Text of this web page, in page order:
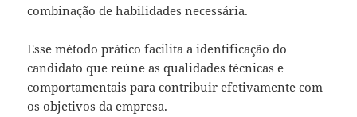
combinação de habilidades necessária.
Esse método prático facilita a identificação do
candidato que reúne as qualidades técnicas e
comportamentais para contribuir efetivamente com
os objetivos da empresa.